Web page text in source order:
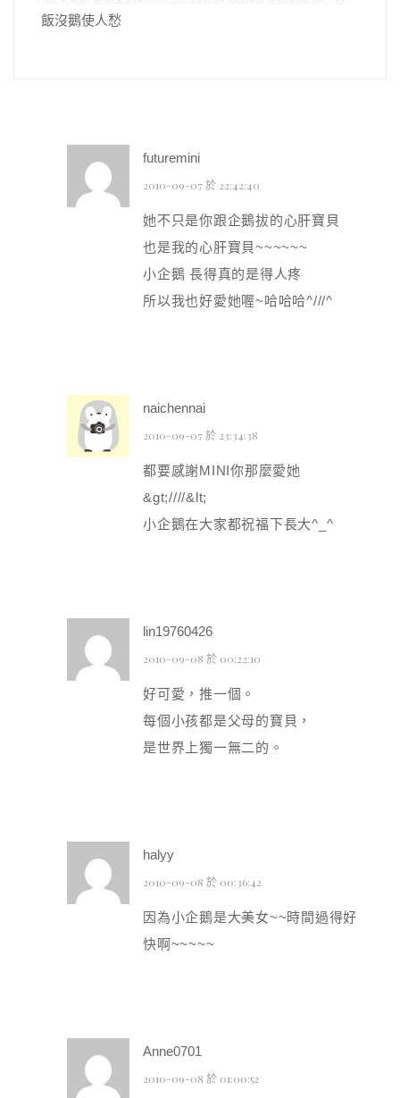
飯沒鵝使人愁
futuremini
2010-09-07 於 22:42:40
她不只是你跟企鵝拔的心肝寶貝
也是我的心肝寶貝~~~~~~
小企鵝 長得真的是得人疼
所以我也好愛她喔~哈哈哈^///^
naichennai
2010-09-07 於 23:34:38
都要感謝MINI你那麼愛她
&gt;////&lt;
小企鵝在大家都祝福下長大^_^
lin19760426
2010-09-08 於 00:22:10
好可愛，推一個。
每個小孩都是父母的寶貝，
是世界上獨一無二的。
halyy
2010-09-08 於 00:36:42
因為小企鵝是大美女~~時間過得好
快啊~~~~~
Anne0701
2010-09-08 於 01:00:52